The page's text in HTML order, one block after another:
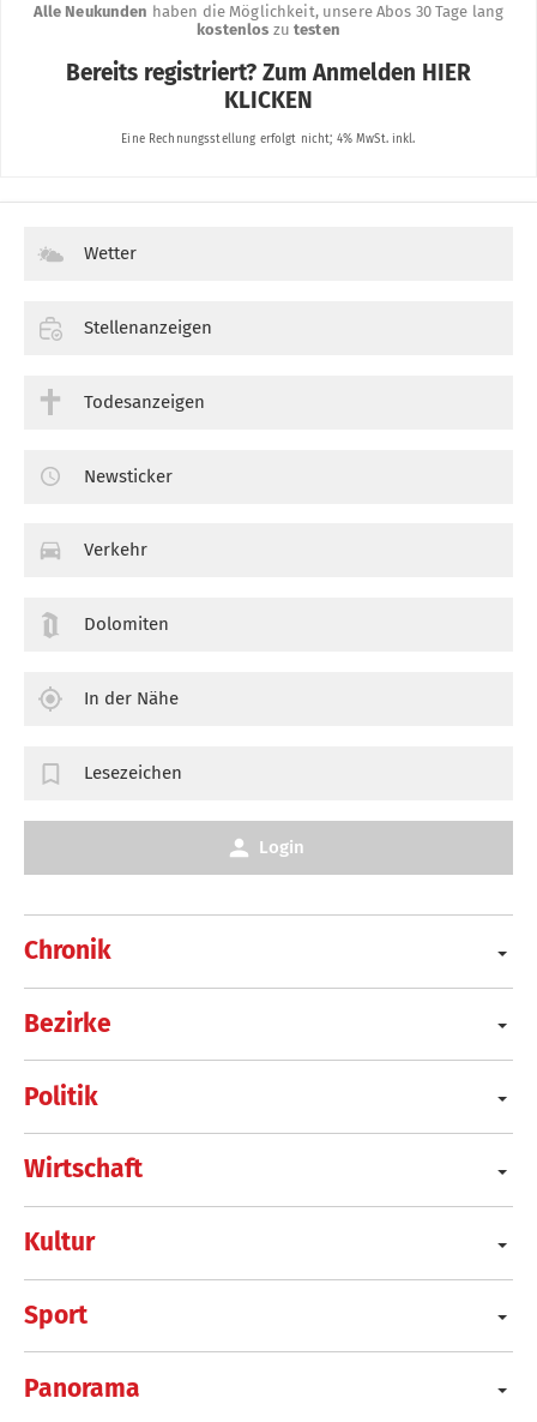
Chronik
Bezirke
Politik
Wirtschaft
Kultur
Sport
Panorama
Wetter
Stellenanzeigen
Todesanzeigen
Newsticker
Verkehr
Dolomiten
In der Nähe
Lesezeichen
Login